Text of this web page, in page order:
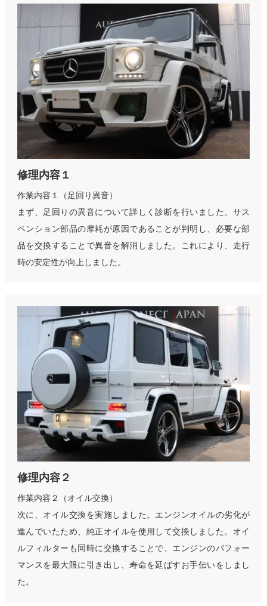
修理内容１
作業内容１（足回り異音）
まず、足回りの異音について詳しく診断を行いました。サス
ペンション部品の摩耗が原因であることが判明し、必要な部
品を交換することで異音を解消しました。これにより、走行
時の安定性が向上しました。
修理内容２
作業内容２（オイル交換）
次に、オイル交換を実施しました。エンジンオイルの劣化が
進んでいたため、純正オイルを使用して交換しました。オイ
ルフィルターも同時に交換することで、エンジンのパフォー
マンスを最大限に引き出し、寿命を延ばすお手伝いをしまし
た。